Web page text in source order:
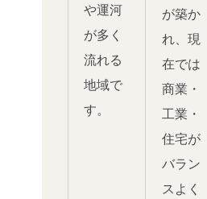
や運河
が多く
流れる
地域で
す。
が築か
れ、現
在では
商業・
工業・
住宅が
バラン
スよく